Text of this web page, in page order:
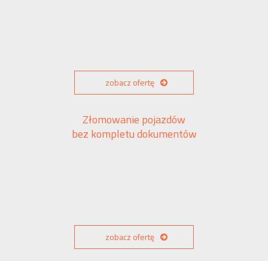
zobacz ofertę
Złomowanie pojazdów
bez kompletu dokumentów
zobacz ofertę